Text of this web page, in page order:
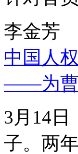
李金芳
中国人
——为曹
3月14
子。两